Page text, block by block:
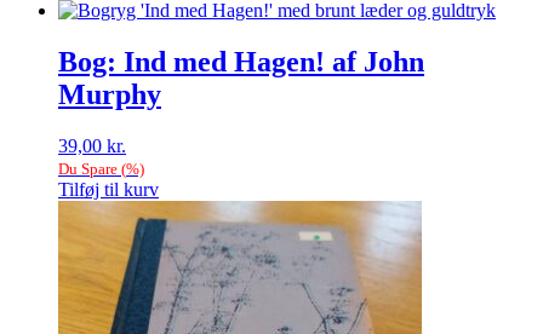
Bog: Ind med Hagen! af John
Murphy
39,00 kr.
Du Spare (%)
Tilføj til kurv